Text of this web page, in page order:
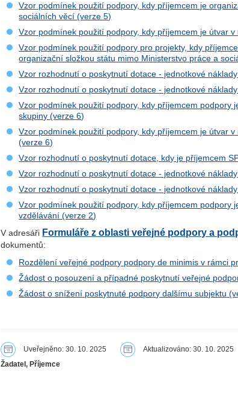
Vzor podmínek použití podpory, kdy příjemcem je
sociálních věcí (verze 5)
Vzor podmínek použití podpory, kdy příjemcem je útvar
Vzor podmínek použití podpory pro projekty, kdy
organizační složkou státu mimo Ministerstvo práce a
Vzor rozhodnutí o poskytnutí dotace - jednotkové
Vzor rozhodnutí o poskytnutí dotace - jednotkové
Vzor podmínek použití podpory, kdy příjemcem podpory
skupiny (verze 6)
Vzor podmínek použití podpory, kdy příjemcem je útvar
(verze 6)
Vzor rozhodnutí o poskytnutí dotace, kdy je příjemcem
Vzor rozhodnutí o poskytnutí dotace - jednotkové
Vzor rozhodnutí o poskytnutí dotace - jednotkové
Vzor podmínek použití podpory, kdy příjemcem podpory
vzdělávání (verze 2)
V adresáři Formuláře z oblasti veřejné podpory a
dokumentů:
Rozdělení veřejné podpory podpory de minimis v rámci
Žádost o posouzení a případné poskytnutí veřejné
Žádost o snížení poskytnuté podpory dalšímu subjektu
Uveřejněno: 30. 10. 2025 Aktualizováno: 30. 10. 2025
Žadatel, Příjemce